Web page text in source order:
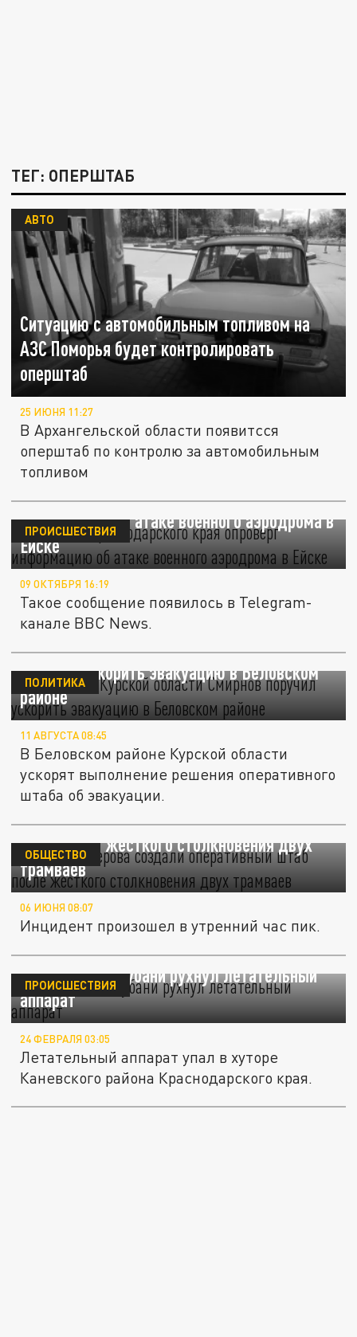
ТЕГ: ОПЕРШТАБ
Ситуацию с автомобильным топливом на
АЗС Поморья будет контролировать
оперштаб
АВТО
25 ИЮНЯ 11:27
В Архангельской области появитсся
оперштаб по контролю за автомобильным
топливом
Оперштаб Краснодарского края опроверг
информацию об атаке военного аэродрома в
Ейске
ПРОИСШЕСТВИЯ
09 ОКТЯБРЯ 16:19
Такое сообщение появилось в Telegram-
канале BBC News.
Врио главы Курской области Смирнов
поручил ускорить эвакуацию в Беловском
районе
ПОЛИТИКА
11 АВГУСТА 08:45
В Беловском районе Курской области
ускорят выполнение решения оперативного
штаба об эвакуации.
Власти Кемерова создали оперативный
штаб после жесткого столкновения двух
трамваев
ОБЩЕСТВО
06 ИЮНЯ 08:07
Инцидент произошел в утренний час пик.
Оперштаб: на Кубани рухнул летательный
аппарат
ПРОИСШЕСТВИЯ
24 ФЕВРАЛЯ 03:05
Летательный аппарат упал в хуторе
Каневского района Краснодарского края.